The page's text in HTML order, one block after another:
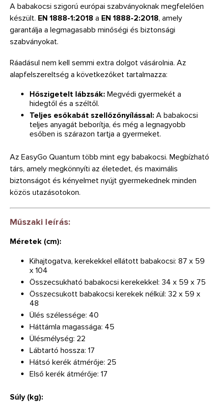
A babakocsi szigorú európai szabványoknak megfelelően
készült. EN 1888-1:2018 a EN 1888-2:2018, amely
garantálja a legmagasabb minőségi és biztonsági
szabványokat.
Ráadásul nem kell semmi extra dolgot vásárolnia. Az
alapfelszereltség a következőket tartalmazza:
Hőszigetelt lábzsák: Megvédi gyermekét a
hidegtől és a széltől.
Teljes esőkabát szellőzőnyílással: A babakocsi
teljes anyagát beborítja, és még a legnagyobb
esőben is szárazon tartja a gyermeket.
Az EasyGo Quantum több mint egy babakocsi. Megbízható
társ, amely megkönnyíti az életedet, és maximális
biztonságot és kényelmet nyújt gyermekednek minden
közös utazásotokon.
Műszaki leírás:
Méretek (cm):
Kihajtogatva, kerekekkel ellátott babakocsi: 87 x 59
x 104
Összecsukható babakocsi kerekekkel: 34 x 59 x 75
Összecsukott babakocsi kerekek nélkül: 32 x 59 x
48
Ülés szélessége: 40
Háttámla magassága: 45
Ülésmélység: 22
Lábtartó hossza: 17
Hátsó kerék átmérője: 25
Első kerék átmérője: 17
Súly (kg):